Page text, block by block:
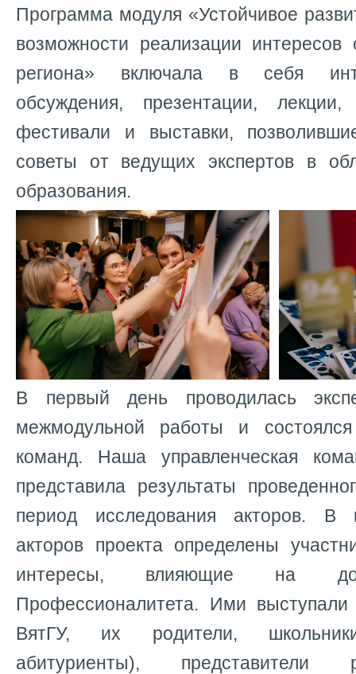
Программа модуля «Устойчивое
возможности реализации интересов
региона» включала в себя
обсуждения, презентации, лекции,
фестивали и выставки,
советы от ведущих экспертов в
образования.
В первый день проводилась
межмодульной работы и
команд. Наша управленческая
представила результаты
период исследования акторов. В
акторов проекта определены
интересы, влияющие на
Профессионалитета. Ими выступали
ВятГУ, их родители,
абитуриенты), представители